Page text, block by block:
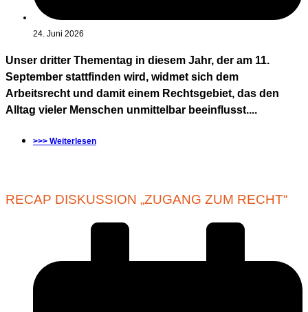
24. Juni 2026
Unser dritter Thementag in diesem Jahr, der am 11.
September stattfinden wird, widmet sich dem
Arbeitsrecht und damit einem Rechtsgebiet, das den
Alltag vieler Menschen unmittelbar beeinflusst....
>>> Weiterlesen
RECAP DISKUSSION „ZUGANG ZUM RECHT“